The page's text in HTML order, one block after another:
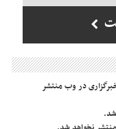
در وب منتشر